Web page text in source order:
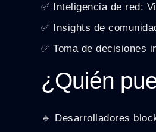
✅ Inteligencia de red:
✅ Insights de
✅ Toma de decisiones
¿Quién
🔹 Desarrolladores